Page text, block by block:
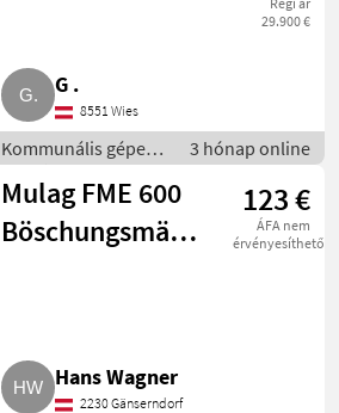
29.900 €
G .
8551 Wies
Kommunális gépek /
Rézsűkasza
3 hónap online
Mulag FME 600
Böschungsmäher,
123 €
ÁFA nem
érvényesíthető
Hans Wagner
2230 Gänserndorf